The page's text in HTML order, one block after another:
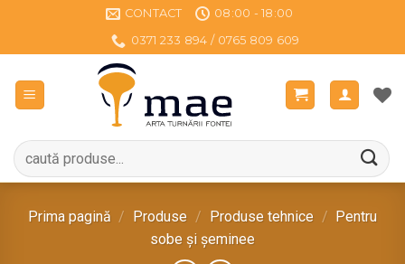
conținut
CONTACT
08:00 - 18:00
0371 233 894 / 0765 809 609
Caută
după:
Prima pagină / Produse / Produse tehnice / Pentru
sobe și șeminee